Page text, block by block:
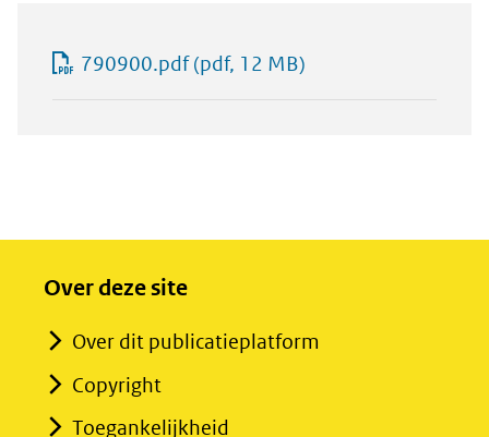
790900.pdf(pdf, 12 MB)
Over deze site
Over dit publicatieplatform
Copyright
Toegankelijkheid